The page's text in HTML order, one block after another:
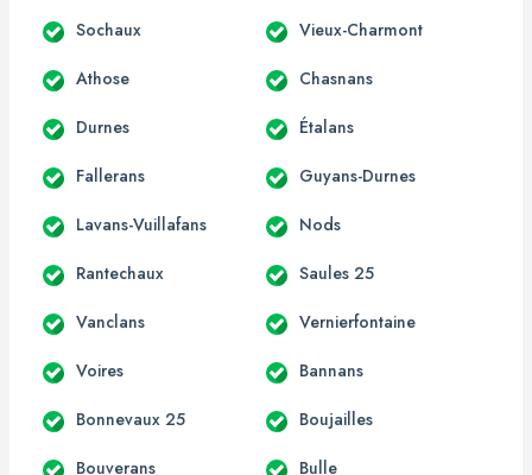
Sochaux Vieux-Charmont
Athose Chasnans
Durnes Étalans
Fallerans Guyans-Durnes
Lavans-Vuillafans Nods
Rantechaux Saules 25
Vanclans Vernierfontaine
Voires Bannans
Bonnevaux 25 Boujailles
Bouverans Bulle